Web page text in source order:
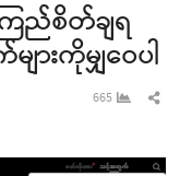
ြည်စိတ်ချရ
းကိုမျှဝေပါ
665